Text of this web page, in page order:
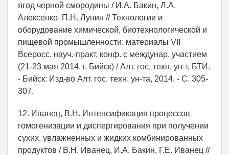
ягод черной смородины / И.А. Бакин, Л.А.
Алексенко, П.Н. Лунин // Технологии и
оборудование химической, биотехнологической и
пищевой промышленности: материалы VII
Всеросс. науч.-практ. конф. с междунар. участием
(21-23 мая 2014, г. Бийск) / Алт. гос. техн. ун-т, БТИ.
- Бийск: Изд-во Алт. гос. техн. ун-та, 2014. - С. 305-
307.
12. Иванец, В.Н. Интенсификация процессов
гомогенизации и диспергирования при получении
сухих, увлажненных и жидких комбинированных
продуктов / В.Н. Иванец, И.А. Бакин, Г.Е. Иванец //